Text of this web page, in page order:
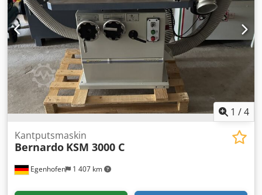
1 /4
Egenhofen 1 407 km
Kantputsmaskin
Bernardo KSM 3000 C